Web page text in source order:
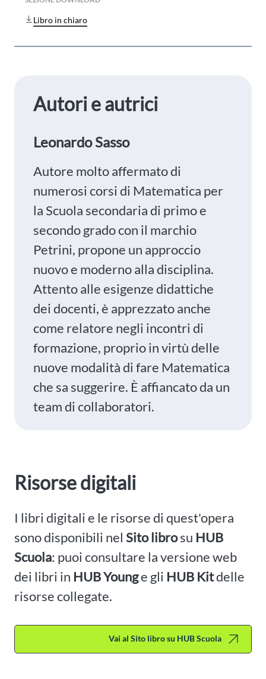
Libro in chiaro
Autori e autrici
Leonardo Sasso
Autore molto affermato di
numerosi corsi di Matematica per
la Scuola secondaria di primo e
secondo grado con il marchio
Petrini, propone un approccio
nuovo e moderno alla disciplina.
Attento alle esigenze didattiche
dei docenti, è apprezzato anche
come relatore negli incontri di
formazione, proprio in virtù delle
nuove modalità di fare Matematica
che sa suggerire. È affiancato da un
team di collaboratori.
Risorse digitali
I libri digitali e le risorse di quest'opera
sono disponibili nel Sito librosu HUB
Scuola: puoi consultare la versione web
dei libri in HUB Younge gli HUB Kitdelle
risorse collegate.
Vai al Sito libro su HUB Scuola